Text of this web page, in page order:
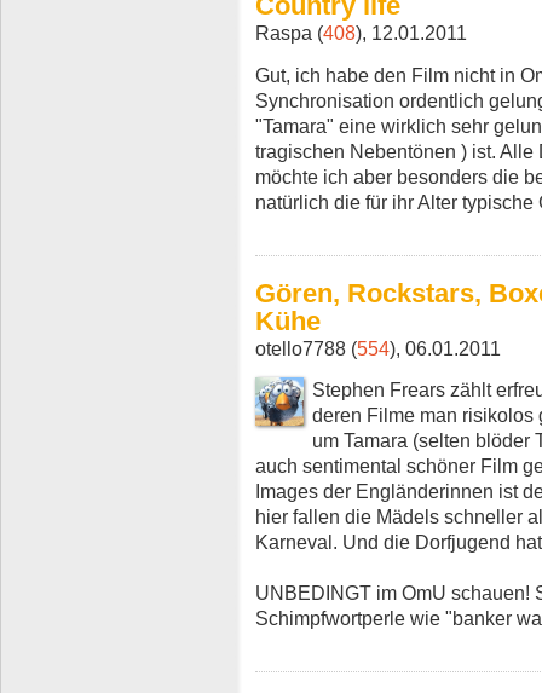
Raspa (408), 12.01.2011
Gut, ich habe den Film nicht in
Synchronisation ordentlich
"Tamara" eine wirklich sehr
tragischen Nebentönen ) ist.
möchte ich aber besonders die
natürlich die für ihr Alter
Gören, Rockstars,
Kühe
otello7788 (554), 06.01.2011
Stephen Frears zählt
deren Filme man risikolos
um Tamara (selten blöder
auch sentimental schöner Film
Images der Engländerinnen ist
hier fallen die Mädels schneller
Karneval. Und die Dorfjugend
UNBEDINGT im OmU schauen!
Schimpfwortperle wie "banker